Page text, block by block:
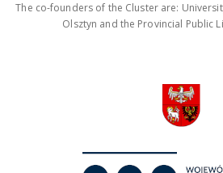
The co-founders of the Cluster are:
Olsztyn and the Provincial Public